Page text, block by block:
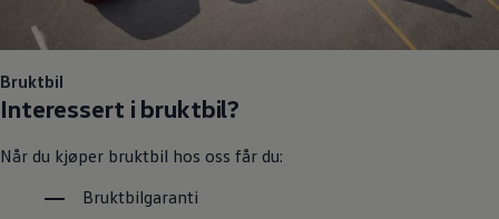
Bruktbil
Interessert i bruktbil?
Når du kjøper bruktbil hos oss får du:
Bruktbilgaranti